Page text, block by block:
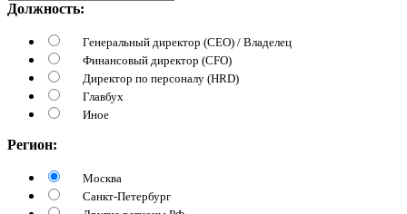
Должность:
Генеральный директор (CEO) / Владелец
Финансовый директор (CFO)
Директор по персоналу (HRD)
Главбух
Иное
Регион:
Москва
Санкт-Петербург